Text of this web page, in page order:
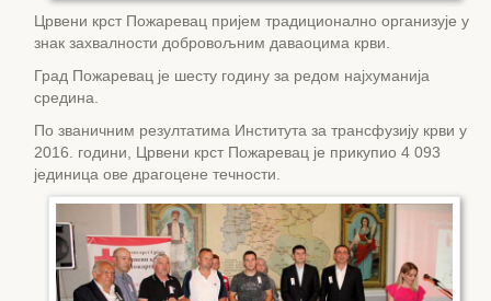
Црвени крст Пожаревац пријем традиционално организује у
знак захвалности добровољним даваоцима крви.
Град Пожаревац је шесту годину за редом најхуманија
средина.
По званичним резултатима Института за трансфузију крви у
2016. години, Црвени крст Пожаревац је прикупио 4 093
јединица ове драгоцене течности.